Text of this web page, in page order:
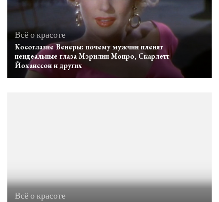
Всё о красоте
Косоглазие Венеры: почему мужчин пленят
неидеальные глаза Мэрилин Монро, Скарлетт
Йоханссон и других
Всё о красоте